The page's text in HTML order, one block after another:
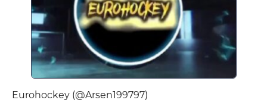
Eurohockey (@Arsen199797)